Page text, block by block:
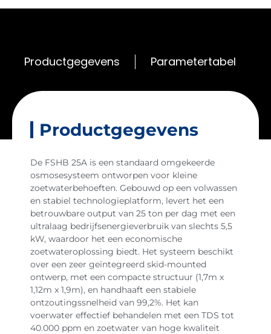
Productgegevens Parametertabel
Productgegevens
De FSHB 25A is een standaard omgekeerde
osmosesysteem ontworpen voor kleine
zoetwaterbehoeften. Gebouwd op een volwassen
en stabiel technologieplatform, levert het een
betrouwbare output van 25 ton per dag met een
ultralaag bedrijfsenergieverbruik van slechts 5,5
kW, waardoor het een economische
zoetwateroplossing biedt. Het systeem beschikt
over een zeer geïntegreerd skid-mounted
ontwerp, met een compacte structuur (1,7m x
1,12m x 1,9m), en handhaaft een stabiele
ontzoutingssnelheid van 99,2%. Het kan
voerwater effectief behandelen met een TDS tot
40.000 ppm en zoetwater van hoge kwaliteit